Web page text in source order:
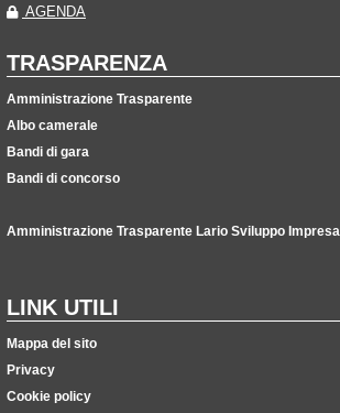
AGENDA
TRASPARENZA
Amministrazione Trasparente
Albo camerale
Bandi di gara
Bandi di concorso
Amministrazione Trasparente Lario Sviluppo Impresa
LINK UTILI
Mappa del sito
Privacy
Cookie policy